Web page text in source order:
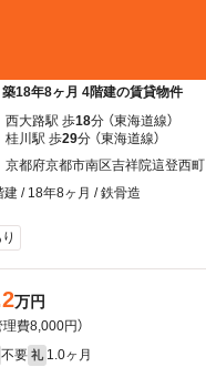
18年8ヶ月 4階建の賃貸物件
西大路駅 歩18分 （東海道線）
桂川駅 歩29分 （東海道線）
京都府京都市南区吉祥院這登西町
建 / 18年8ヶ月 / 鉄骨造
万円
理費8,000円）
不要 礼 1.0ヶ月